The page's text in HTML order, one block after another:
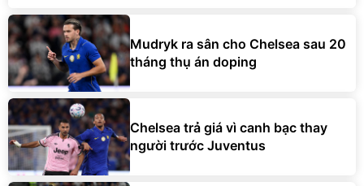
Mudryk ra sân cho Chelsea sau 20
tháng thụ án doping
Chelsea trả giá vì canh bạc thay
người trước Juventus